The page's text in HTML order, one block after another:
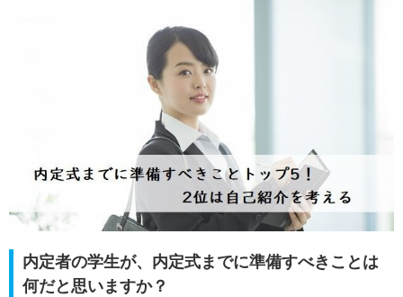
内定者の学生が、内定式までに準備すべきことは
何だと思いますか？